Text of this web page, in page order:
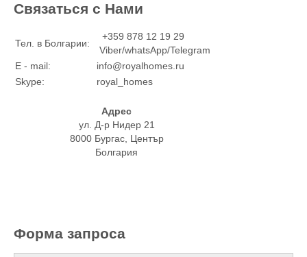
Связаться с Нами
Тел. в Болгарии:
+359 878 12 19 29
Viber/whatsApp/Telegram
E - mail:
info@royalhomes.ru
Skype:
royal_homes
Адрес
ул. Д-р Нидер 21
8000 Бургас, Център
Болгария
Форма запроса